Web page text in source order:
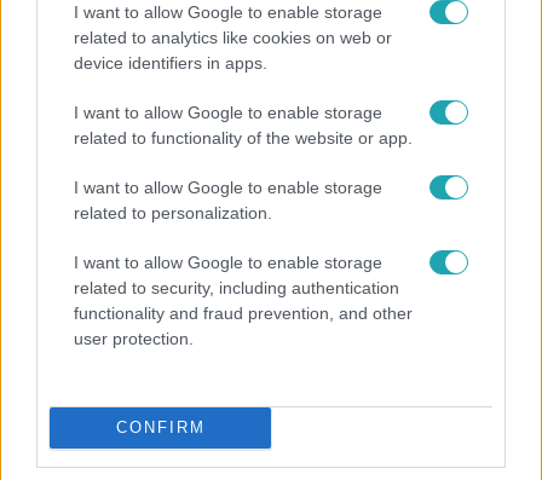
I want to allow Google to enable storage
related to analytics like cookies on web or
device identifiers in apps.
I want to allow Google to enable storage
related to functionality of the website or app.
I want to allow Google to enable storage
related to personalization.
I want to allow Google to enable storage
related to security, including authentication
functionality and fraud prevention, and other
user protection.
CONFIRM
Életmód
2026. február 15. 5:30
7 hétköznapi szokás, ami gyors elhízáshoz
vezethet - figyelj rájuk!
Mutatjuk a leggyakoribb szokásokat, amiket sokan
elkövetnek anélkül, hogy észrevennék, mekkora